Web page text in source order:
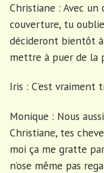
Christiane : Avec
couverture, tu
décideront bientôt
mettre à puer de la
Iris : C’est vraiment
Monique : Nous
Christiane, tes
moi ça me gratte
n’ose même pas